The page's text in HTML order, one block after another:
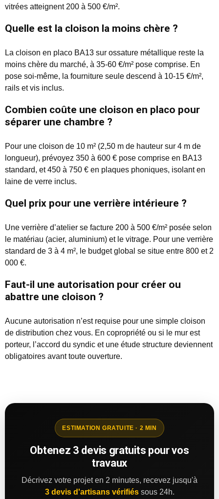
vitrées atteignent 200 à 500 €/m².
Quelle est la cloison la moins chère ?
La cloison en placo BA13 sur ossature métallique reste la
moins chère du marché, à 35-60 €/m² pose comprise. En
pose soi-même, la fourniture seule descend à 10-15 €/m²,
rails et vis inclus.
Combien coûte une cloison en placo pour
séparer une chambre ?
Pour une cloison de 10 m² (2,50 m de hauteur sur 4 m de
longueur), prévoyez 350 à 600 € pose comprise en BA13
standard, et 450 à 750 € en plaques phoniques, isolant en
laine de verre inclus.
Quel prix pour une verrière intérieure ?
Une verrière d’atelier se facture 200 à 500 €/m² posée selon
le matériau (acier, aluminium) et le vitrage. Pour une verrière
standard de 3 à 4 m², le budget global se situe entre 800 et 2
000 €.
Faut-il une autorisation pour créer ou
abattre une cloison ?
Aucune autorisation n’est requise pour une simple cloison
de distribution chez vous. En copropriété ou si le mur est
porteur, l’accord du syndic et une étude structure deviennent
obligatoires avant toute ouverture.
ESTIMATION GRATUITE · 2 MIN
Obtenez 3 devis gratuits pour vos
travaux
Décrivez votre projet en 2 minutes, recevez jusqu'à
3 devis d'artisans vérifiéssous 24h.